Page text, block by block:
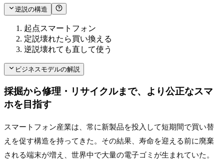
逆説の構造
起点スマートフォン
定説壊れたら買い換える
逆説壊れても直して使う
ビジネスモデルの解説
採掘から修理・リサイクルまで、より公正なスマ
ホを目指す
スマートフォン産業は、常に新製品を投入して短期間で買い替
えを促す構造を持ってきた。その結果、寿命を迎える前に廃棄
される端末が増え、世界中で大量の電子ゴミが生まれていた。